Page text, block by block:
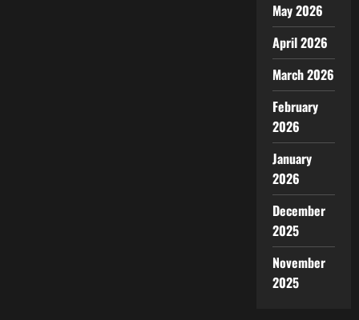
May 2026
April 2026
March 2026
February
2026
January
2026
December
2025
November
2025